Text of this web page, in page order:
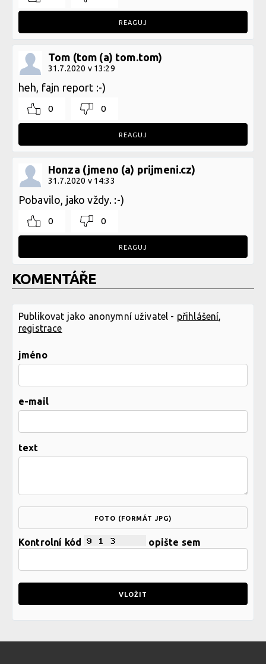
REAGUJ
Tom (tom (a) tom.tom)
31.7.2020 v 13:29
heh, fajn report :-)
0 0
REAGUJ
Honza (jmeno (a) prijmeni.cz)
31.7.2020 v 14:33
Pobavilo, jako vždy. :-)
0 0
REAGUJ
KOMENTÁŘE
Publikovat jako anonymní uživatel - přihlášení,
registrace
jméno
e-mail
text
FOTO (FORMÁT JPG)
Kontrolní kód opište sem